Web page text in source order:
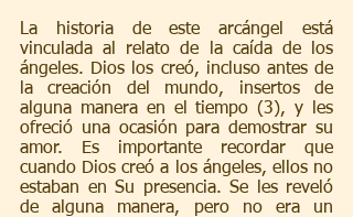
La historia de este arcángel está
vinculada al relato de la caída de los
ángeles. Dios los creó, incluso antes de
la creación del mundo, insertos de
alguna manera en el tiempo (3), y les
ofreció una ocasión para demostrar su
amor. Es importante recordar que
cuando Dios creó a los ángeles, ellos no
estaban en Su presencia. Se les reveló
de alguna manera, pero no era un